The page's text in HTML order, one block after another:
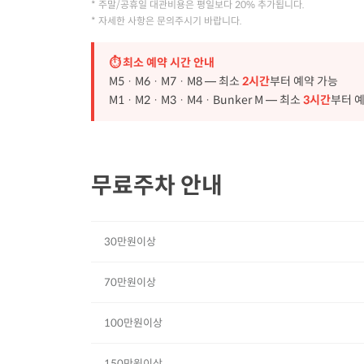
* 주말/공휴일 대관비용은 평일보다 20% 추가됩니다.
* 자세한 사항은 문의주시기 바랍니다.
⏱ 최소 예약 시간 안내
M5 · M6 · M7 · M8 — 최소 2시간부터 예약 가능
M1 · M2 · M3 · M4 · Bunker M — 최소 3시간부터
무료주차 안내
30만원이상
70만원이상
100만원이상